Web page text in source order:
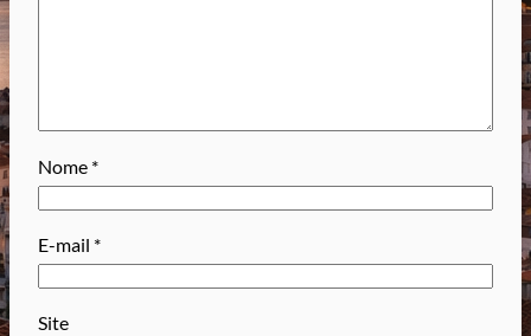
Nome *
E-mail *
Site